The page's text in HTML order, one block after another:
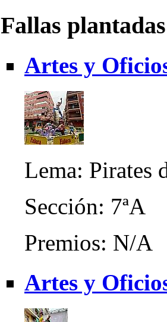
Fallas
Artes y
Lema: Pirates
Sección: 7ªA
Premios: N/A
Artes y